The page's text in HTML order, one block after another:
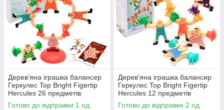
Дерев'яна іграшка балансер
Геркулес Top Bright Figertip
Hercules 26 предметів
28*26*5 см (120522)
Готово до відправки 1 од.
Дерев'яна іграшка балансир
Геркулес Top Bright Figertip
Hercules 12 предметів
25*13*7 см (120521)
Готово до відправки 2 од.